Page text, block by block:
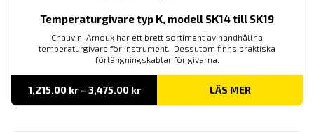
Temperaturgivare typ K, modell SK14 till SK19
Chauvin-Arnoux har ett brett sortiment av handhållna
temperaturgivare för instrument. Dessutom finns praktiska
förlängningskablar för givarna.
1,215.00 kr – 3,475.00 krPrisintervall:
till
LÄS MER